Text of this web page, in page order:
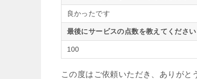
良かったです
最後にサービスの点数を教えてください
100
この度はご依頼いただき、ありがと